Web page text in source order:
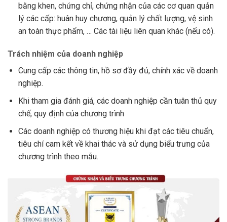
bằng khen, chứng chỉ, chứng nhận của các cơ quan quản
lý các cấp: huân huy chương, quản lý chất lượng, vệ sinh
an toàn thực phẩm, … Các tài liệu liên quan khác (nếu có).
Trách nhiệm của doanh nghiệp
Cung cấp các thông tin, hồ sơ đầy đủ, chính xác về doanh
nghiệp.
Khi tham gia đánh giá, các doanh nghiệp cần tuân thủ quy
chế, quy định của chương trình
Các doanh nghiệp có thương hiệu khi đạt các tiêu chuẩn,
tiêu chí cam kết về khai thác và sử dụng biểu trưng của
chương trình theo mẫu.